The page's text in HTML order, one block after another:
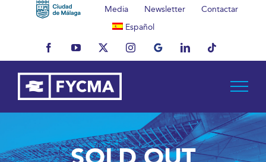
Media Newsletter
Contactar
Español
FacebookYouTubeX InstagramMyBusinessLinkedInTiktok